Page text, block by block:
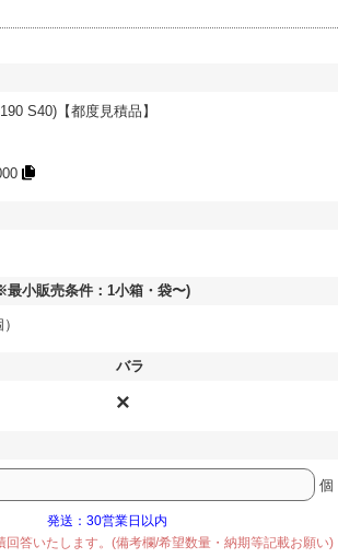
S40)【都度見積品】
×
個
発送：30営業日以内
回答いたします。(備考欄/希望数量・納期等記載お願い)